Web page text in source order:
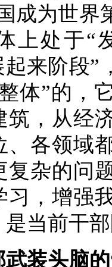
成为世界
上处于“
起来阶段”
体”的，
筑，从经
、各领域
复杂的问
习，增强
当前干
武装头脑